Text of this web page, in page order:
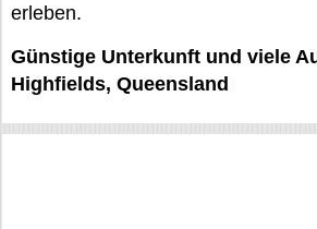
erleben.
Günstige Unterkunft und viele
Highfields, Queensland